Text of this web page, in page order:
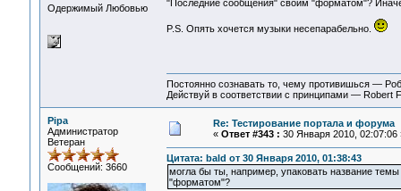
Одержимый Любовью
"Последние сообщения" своим "форматом"?
P.S. Опять хочется музыки несепарабельно.
Постоянно сознавать то, чему противишься —
Действуй в соответствии с принципами — Robert
Pipa
Администратор
Ветеран
Сообщений: 3660
Re: Тестирование портала и форума
« Ответ #343 : 30 Января 2010, 02:07:06
Цитата: bald от 30 Января 2010, 01:38:43
могла бы ты, например, упаковать название
"форматом"?